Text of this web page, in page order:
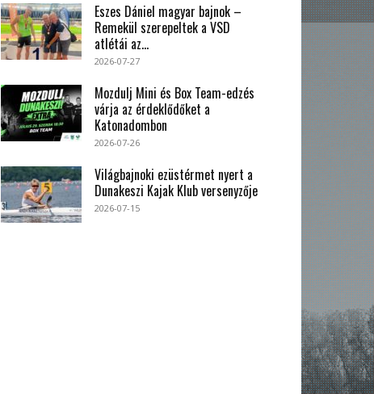
Eszes Dániel magyar bajnok –
Remekül szerepeltek a VSD
atlétái az...
2026-07-27
Mozdulj Mini és Box Team-edzés
várja az érdeklődőket a
Katonadombon
2026-07-26
Világbajnoki ezüstérmet nyert a
Dunakeszi Kajak Klub versenyzője
2026-07-15